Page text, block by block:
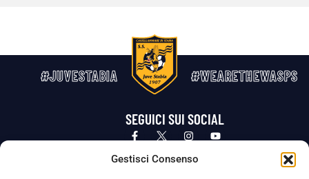
Gestisci Consenso
#JUVESTABIA #WEARETHEWASPS
SEGUICI SUI SOCIAL
Privacy Policy Cookie Policy